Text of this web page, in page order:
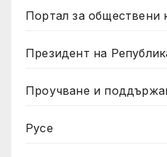
Портал за обществени
Президент на
Проучване и
Русе